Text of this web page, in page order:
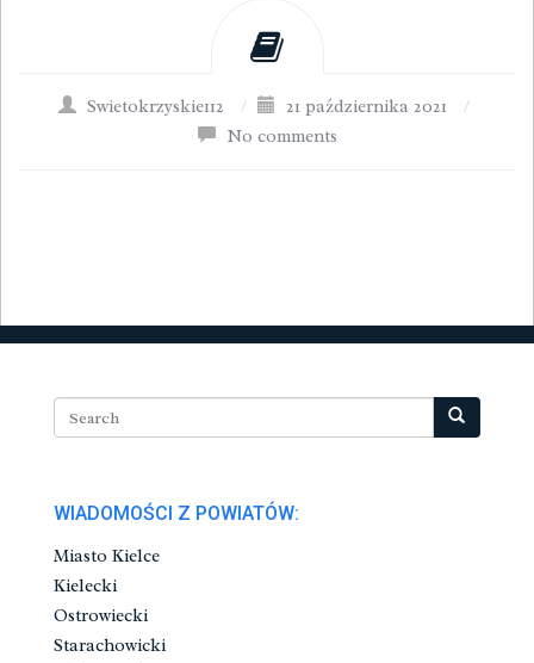
Swietokrzyskie112 / 21 października 2021
/
No comments
WIADOMOŚCI Z POWIATÓW:
Miasto Kielce
Kielecki
Ostrowiecki
Starachowicki